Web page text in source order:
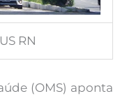
RN
(OMS) aponta